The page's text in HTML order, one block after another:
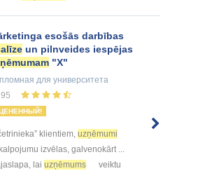
esošās darbības
un pilnveides iespējas
"X"
для университета
95
klientiem, uzņēmumi
izvēlas, galvenokārt ...
lai uzņēmums
veiktu